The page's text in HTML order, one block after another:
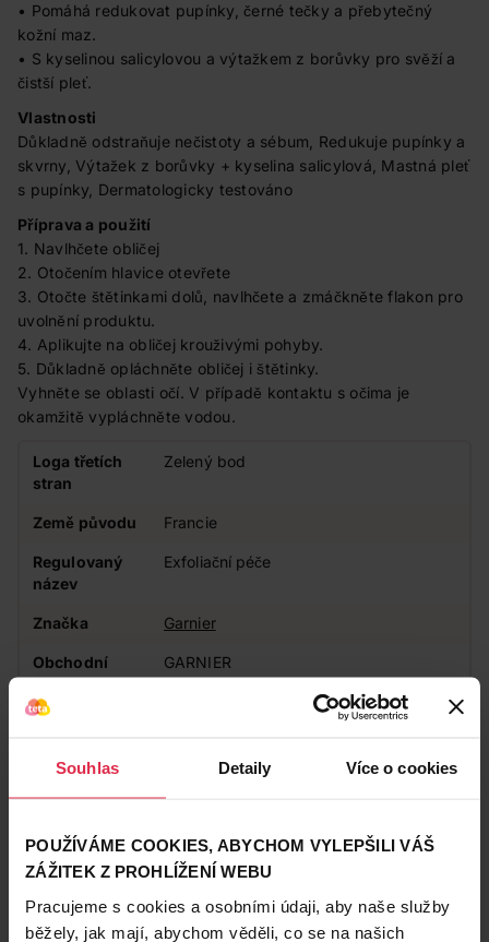
Souhlas Detaily Více o cookies
POUŽÍVÁME COOKIES, ABYCHOM VYLEPŠILI VÁŠ
ZÁŽITEK Z PROHLÍŽENÍ WEBU
Pracujeme s cookies a osobními údaji, aby naše služby
běžely, jak mají, abychom věděli, co se na našich
• Pomáhá redukovat pupínky, černé tečky a přebytečný
kožní maz.
• S kyselinou salicylovou a výtažkem z borůvky pro svěží a
čistší pleť.
Vlastnosti
Důkladně odstraňuje nečistoty a sébum, Redukuje pupínky a
skvrny, Výtažek z borůvky + kyselina salicylová, Mastná pleť
s pupínky, Dermatologicky testováno
Příprava a použití
1. Navlhčete obličej
2. Otočením hlavice otevřete
3. Otočte štětinkami dolů, navlhčete a zmáčkněte flakon pro
uvolnění produktu.
4. Aplikujte na obličej krouživými pohyby.
5. Důkladně opláchněte obličej i štětinky.
Vyhněte se oblasti očí. V případě kontaktu s očima je
okamžitě vypláchněte vodou.
Loga třetích
stran
Zelený bod
Země původu Francie
Regulovaný
název
Exfoliační péče
Značka Garnier
Obchodní
značka
GARNIER
Doplňkové
Dermatologicky testováno
Zákazníci také často nakupují